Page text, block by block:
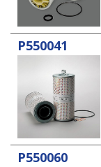
P550041
P550060